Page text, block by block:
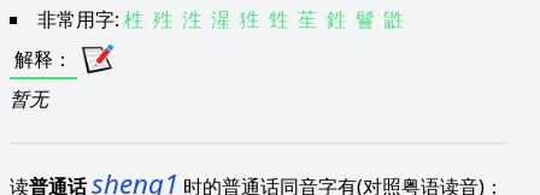
非常用字: 栍 殅 泩 湦 狌 甡 苼 鉎 鬙 鼪
解释 ：
暂无
读普通话sheng1 时的普通话同音字有(对照粤语读音)：